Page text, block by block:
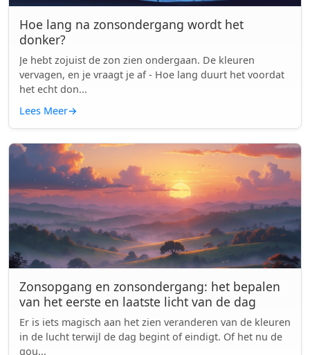
Hoe lang na zonsondergang wordt het
donker?
Je hebt zojuist de zon zien ondergaan. De kleuren
vervagen, en je vraagt je af - Hoe lang duurt het voordat
het echt don...
Lees Meer→
Zonsopgang en zonsondergang: het bepalen
van het eerste en laatste licht van de dag
Er is iets magisch aan het zien veranderen van de kleuren
in de lucht terwijl de dag begint of eindigt. Of het nu de
gou...